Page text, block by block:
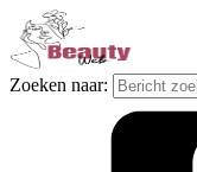
Zoeken naar: